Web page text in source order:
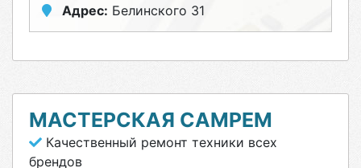
Адрес: Белинского 31
МАСТЕРСКАЯ САМРЕМ
Качественный ремонт техники всех
брендов